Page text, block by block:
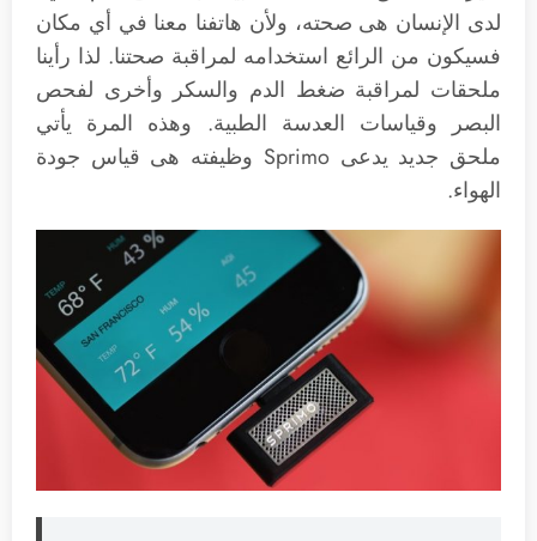
لدى الإنسان هى صحته، ولأن هاتفنا معنا في أي مكان
فسيكون من الرائع استخدامه لمراقبة صحتنا. لذا رأينا
ملحقات لمراقبة ضغط الدم والسكر وأخرى لفحص
البصر وقياسات العدسة الطبية. وهذه المرة يأتي
ملحق جديد يدعى Sprimo وظيفته هى قياس جودة
الهواء.